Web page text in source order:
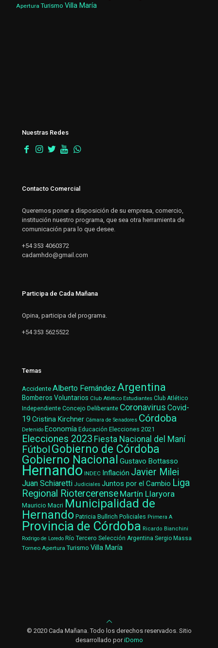
Apertura Turismo Villa María
Nuestras Redes
Contacto Comercial
Queremos poner a disposición de su empresa, comercio,
institución nuestro programa, que sea otra herramienta de
comunicación para lo que desee.
+54 353 4060372
cadamhdo@gmail.com
Participa de Cada Mañana
Opina, participa del programa.
+54 353 5625522
Temas
AccidenteAlberto Fernández Argentina
Bomberos Voluntarios Club Atlético Estudiantes Club Atlético
Independiente Concejo Deliberante Coronavirus Covid-
19 Cristina Kirchner Cámara de Senadores Córdoba
Detenido Economía Educación Elecciones 2021
Elecciones 2023 Fiesta Nacional del Maní
Fútbol Gobierno de Córdoba
Gobierno Nacional Gustavo Bottasso
Hernando INDEC Inflación Javier Milei
Juan Schiaretti Judiciales Juntos por el Cambio Liga
Regional Riotercerense Martín Llaryora
Mauricio Macri Municipalidad de
Hernando Patricia Bullrich Policiales Primera A
Provincia de Córdoba Ricardo Bianchini
Rodrigo de Loredo Río Tercero Selección Argentina Sergio Massa
Torneo Apertura Turismo Villa María
© 2020 Cada Mañana. Todo los derechos reservados. Sitio
desarrollado poriDomo